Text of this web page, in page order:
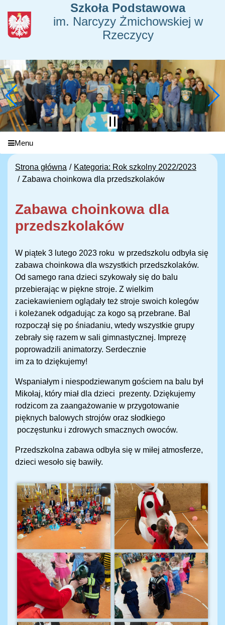
Szkoła Podstawowa
im. Narcyzy Żmichowskiej w
Rzeczycy
Menu
Strona główna
Kategoria: Rok szkolny 2022/2023
Zabawa choinkowa dla przedszkolaków
Zabawa choinkowa dla
przedszkolaków
W piątek 3 lutego 2023 roku w przedszkolu odbyła się
zabawa choinkowa dla wszystkich przedszkolaków.
Od samego rana dzieci szykowały się do balu
przebierając w piękne stroje. Z wielkim
zaciekawieniem oglądały też stroje swoich kolegów
i koleżanek odgadując za kogo są przebrane. Bal
rozpoczął się po śniadaniu, wtedy wszystkie grupy
zebrały się razem w sali gimnastycznej. Imprezę
poprowadzili animatorzy. Serdecznie
im za to dziękujemy!
Wspaniałym i niespodziewanym gościem na balu był
Mikołaj, który miał dla dzieci prezenty. Dziękujemy
rodzicom za zaangażowanie w przygotowanie
pięknych balowych strojów oraz słodkiego
poczęstunku i zdrowych smacznych owoców.
Przedszkolna zabawa odbyła się w miłej atmosferze,
dzieci wesoło się bawiły.